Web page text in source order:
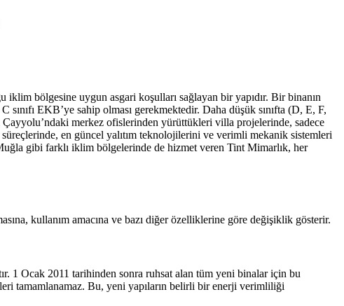
iklim bölgesine uygun asgari koşulları sağlayan bir yapıdır. Bir binanın
EKB’ye sahip olması gerekmektedir. Daha düşük sınıfta (D, E, F,
merkez ofislerinden yürüttükleri villa projelerinde, sadece
en güncel yalıtım teknolojilerini ve verimli mekanik sistemleri
gibi farklı iklim bölgelerinde de hizmet veren Tint Mimarlık, her
kullanım amacına ve bazı diğer özelliklerine göre değişiklik gösterir.
1 Ocak 2011 tarihinden sonra ruhsat alan tüm yeni binalar için bu
tamamlanamaz. Bu, yeni yapıların belirli bir enerji verimliliği